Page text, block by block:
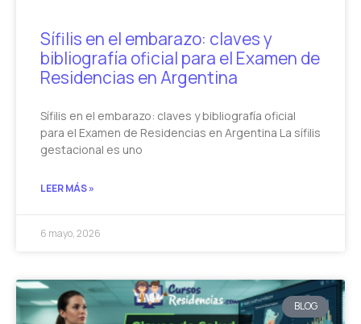
Sífilis en el embarazo: claves y
bibliografía oficial para el Examen de
Residencias en Argentina
Sífilis en el embarazo: claves y bibliografía oficial
para el Examen de Residencias en Argentina La sífilis
gestacional es uno
LEER MÁS »
6 mayo, 2026
BLOG